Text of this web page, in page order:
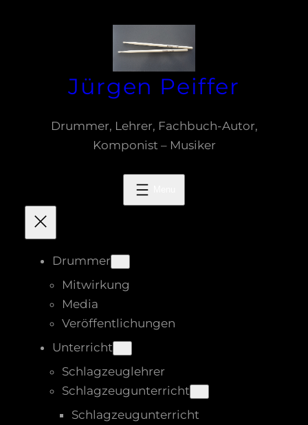
Jürgen Peiffer
Drummer, Lehrer, Fachbuch-Autor,
Komponist – Musiker
Drummer
Mitwirkung
Media
Veröffentlichungen
Unterricht
Schlagzeuglehrer
Schlagzeugunterricht
Schlagzeugunterricht